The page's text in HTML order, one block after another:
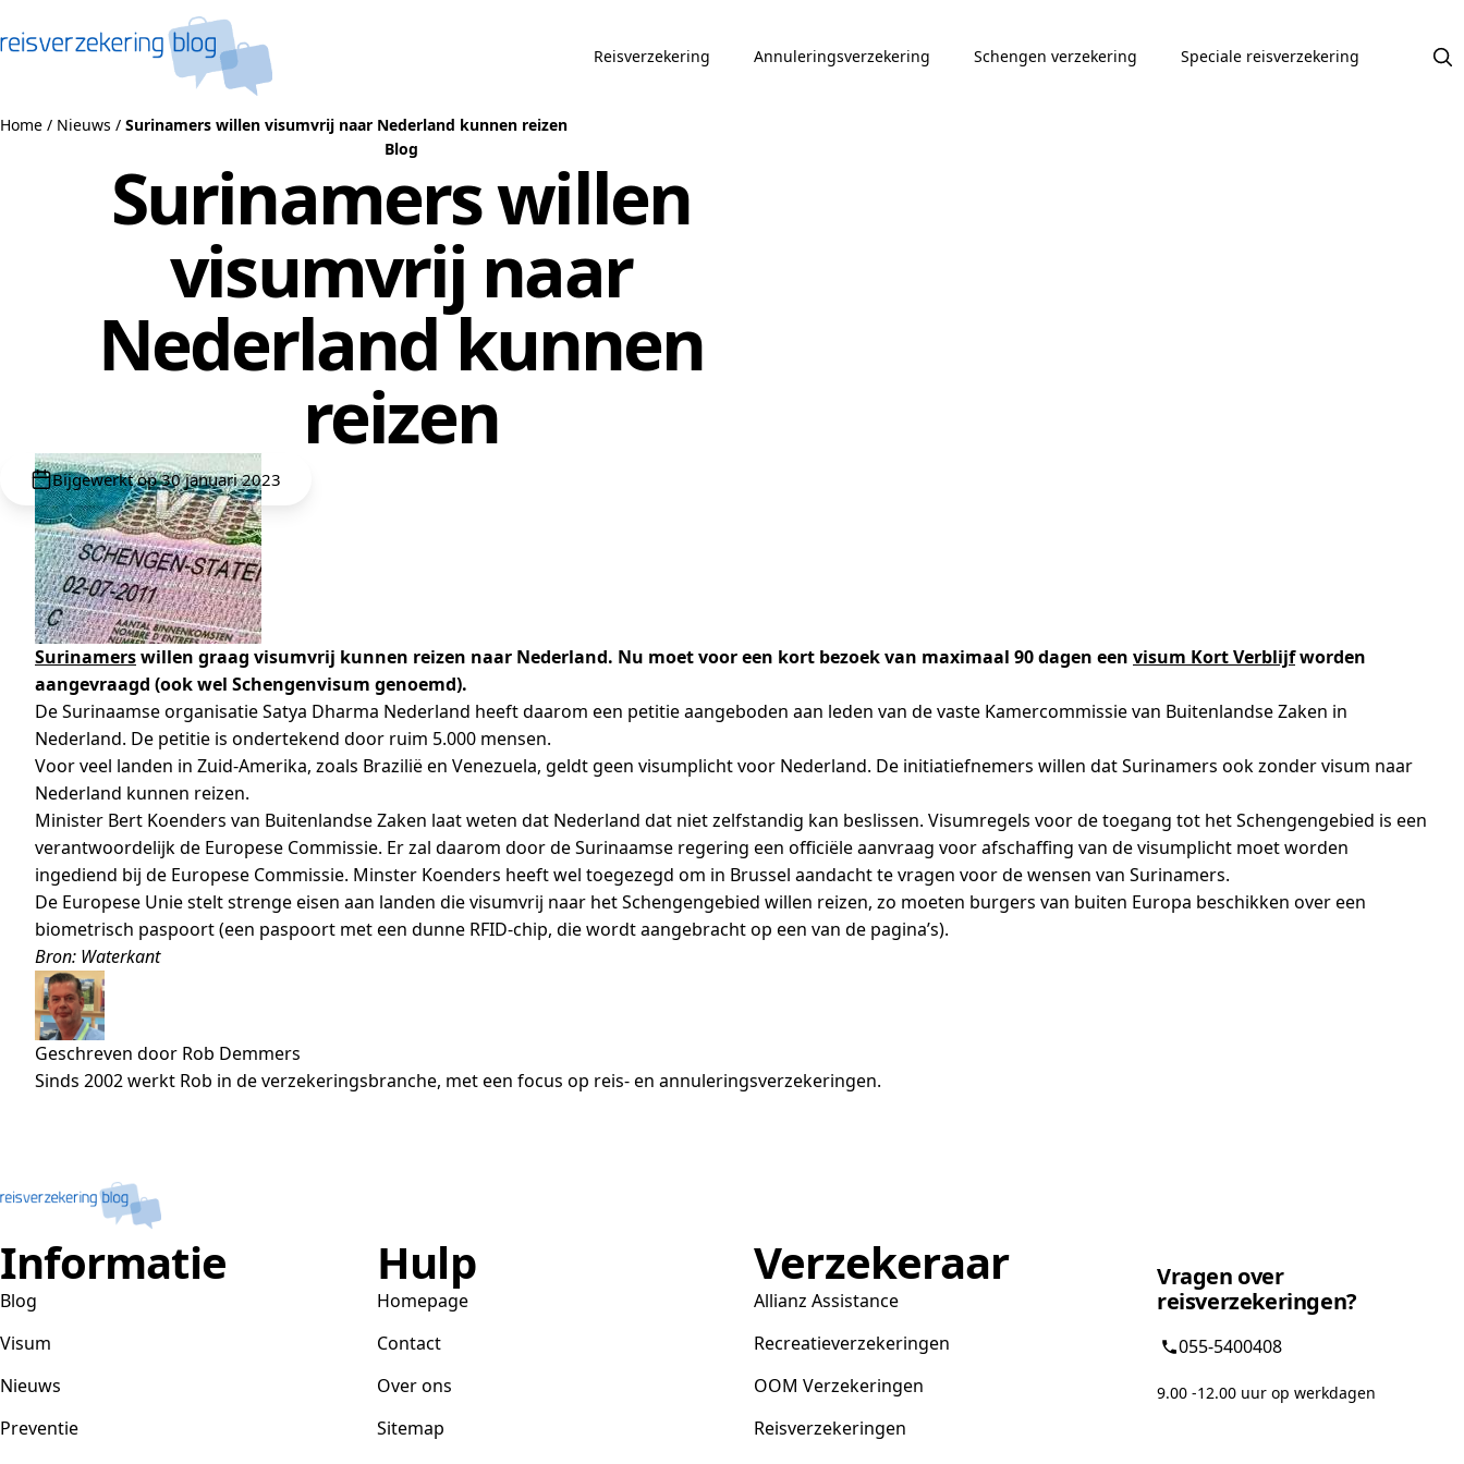
Reisverzekering Annuleringsverzekering Schengen verzekering Speciale reisverzekering
Home / Nieuws / Surinamers willen visumvrij naar Nederland kunnen reizen
Blog
Surinamers willen
visumvrij naar
Nederland kunnen
reizen
Bijgewerkt op 30 januari 2023
Surinamerswillen graag visumvrij kunnen reizen naar Nederland. Nu moet voor een kort bezoek van maximaal 90 dagen een visum Kort Verblijfworden
aangevraagd (ook wel Schengenvisum genoemd).
De Surinaamse organisatie Satya Dharma Nederland heeft daarom een petitie aangeboden aan leden van de vaste Kamercommissie van Buitenlandse Zaken in
Nederland. De petitie is ondertekend door ruim 5.000 mensen.
Voor veel landen in Zuid-Amerika, zoals Brazilië en Venezuela, geldt geen visumplicht voor Nederland. De initiatiefnemers willen dat Surinamers ook zonder visum naar
Nederland kunnen reizen.
Minister Bert Koenders van Buitenlandse Zaken laat weten dat Nederland dat niet zelfstandig kan beslissen. Visumregels voor de toegang tot het Schengengebied is een
verantwoordelijk de Europese Commissie. Er zal daarom door de Surinaamse regering een officiële aanvraag voor afschaffing van de visumplicht moet worden
ingediend bij de Europese Commissie. Minster Koenders heeft wel toegezegd om in Brussel aandacht te vragen voor de wensen van Surinamers.
De Europese Unie stelt strenge eisen aan landen die visumvrij naar het Schengengebied willen reizen, zo moeten burgers van buiten Europa beschikken over een
biometrisch paspoort (een paspoort met een dunne RFID-chip, die wordt aangebracht op een van de pagina’s).
Bron: Waterkant
Geschreven door Rob Demmers
Sinds 2002 werkt Rob in de verzekeringsbranche, met een focus op reis- en annuleringsverzekeringen.
Informatie
Blog
Visum
Nieuws
Preventie
Hulp
Homepage
Contact
Over ons
Sitemap
Verzekeraar
Allianz Assistance
Recreatieverzekeringen
OOM Verzekeringen
Reisverzekeringen
Vragen over
reisverzekeringen?
055-5400408
9.00 -12.00 uur op werkdagen